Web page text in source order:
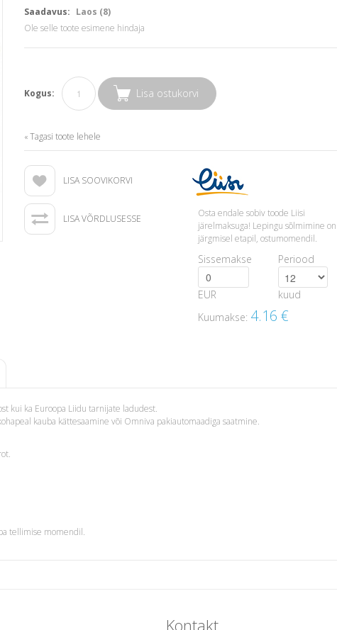
Saadavus: Laos (8)
Ole selle toote esimene hindaja
Kogus: Lisa ostukorvi
« Tagasi toote lehele
LISA SOOVIKORVI
LISA VÕRDLUSESSE
Osta endale sobiv toode Liisi
järelmaksuga! Lepingu sõlmimine on
järgmisel etapil, ostumomendil.
Sissemakse
EUR
Periood
kuud
Kuumakse: 4.16 €
kui ka Euroopa Liidu tarnijate ladudest.
kauba kättesaamine või Omniva pakiautomaadiga saatmine.
tellimise momendil.
Kontakt